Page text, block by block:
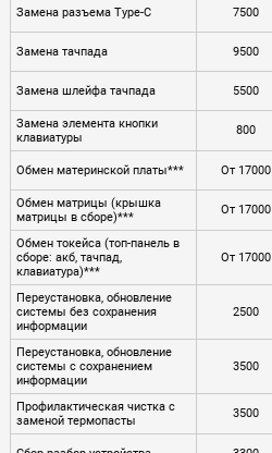
Замена разъема Type-C 7500
Замена тачпада 9500
Замена шлейфа тачпада 5500
Замена элемента кнопки
клавиатуры
800
Обмен материнской платы*** От 17000
Обмен матрицы (крышка
матрицы в сборе)***
От 17000
Обмен токейса (топ-панель в
сборе: акб, тачпад,
клавиатура)***
От 17000
Переустановка, обновление
системы без сохранения
информации
2500
Переустановка, обновление
системы с сохранением
информации
3500
Профилактическая чистка с
заменой термопасты
3500